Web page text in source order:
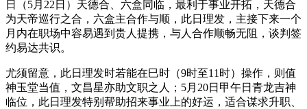
日（5月22日）天德合、六盒同临，最利于事业开拓，天德合
为天帝巡行之合，六盒主合作与顺，此日理发，主接下来一个
月内在职场中容易遇到贵人提携，与人合作顺畅无阻，谈判签
约易达共识。
尤须留意，此日理发时若能在巳时（9时至11时）操作，则值
神玉堂当值，文昌星亦助文职之人；5月20日甲午日青龙吉神
临位，此日理发特别帮助招来事业上的好运，适合谋求升职、